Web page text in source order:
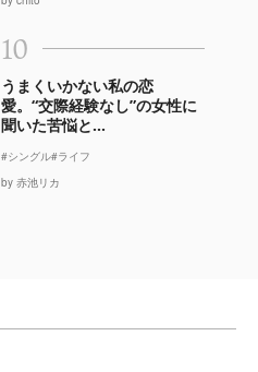
10
うまくいかない私の恋
愛。“交際経験なし”の女性に
聞いた苦悩と...
#シングル#ライフ
by 赤池リカ